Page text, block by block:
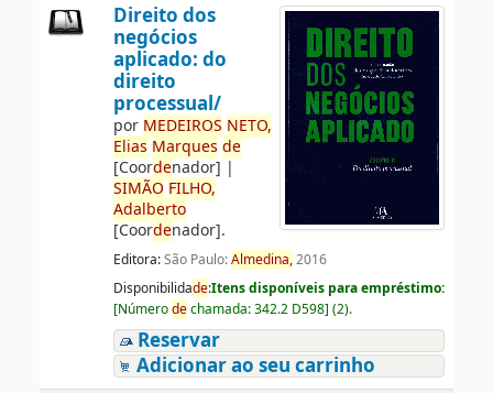
Direito dos
negócios
aplicado: do
direito
processual/
por MEDEIROS NETO,
Elias Marques de
[Coordenador] |
SIMÃO FILHO,
Adalberto
[Coordenador].
Editora:São Paulo:Almedina,2016
Disponibilidade:Itens disponíveis para empréstimo:
[Númerodechamada:342.2 D598] (2).
Reservar
Adicionar ao seu carrinho